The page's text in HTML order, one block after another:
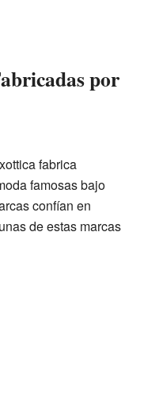
por
fabrica
famosas bajo
confían en
de estas marcas